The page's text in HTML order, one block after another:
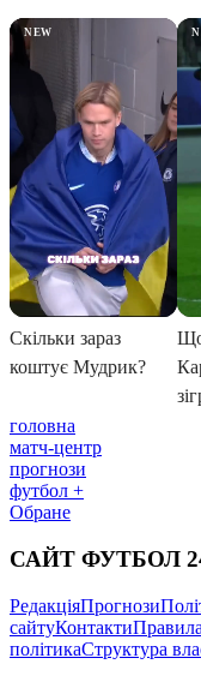
головна
матч-центр
прогнози
футбол +
Обране
САЙТ ФУТБОЛ
РедакціяПрогнози
сайтуКонтакти
політикаСтруктура